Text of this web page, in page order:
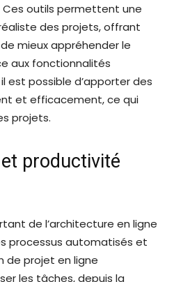
outils permettent une
des projets, offrant
mieux appréhender le
aux fonctionnalités
est possible d’apporter des
et efficacement, ce qui
projets.
productivité
de l’architecture en ligne
processus automatisés et
de projet en ligne
les tâches, depuis la